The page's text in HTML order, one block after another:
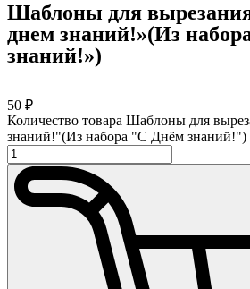
Шаблоны для
днем знаний!»(Из
знаний!»)
50 ₽
Количество товара Шаблоны для
знаний!"(Из набора "С Днём знаний!")